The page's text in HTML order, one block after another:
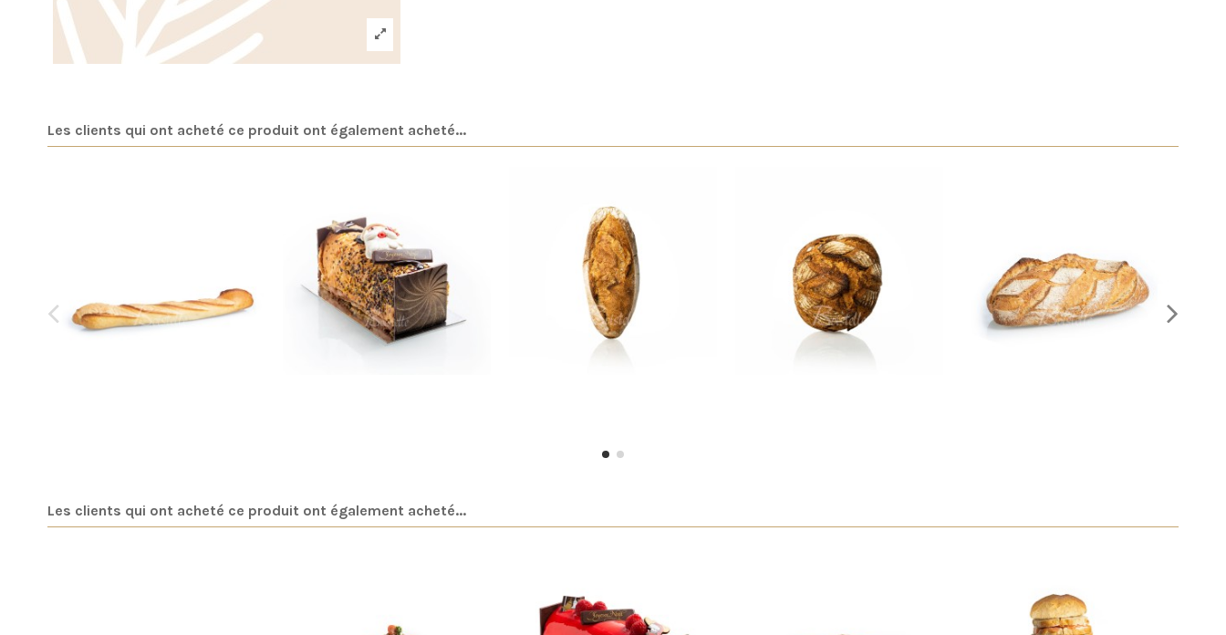
Les clients qui ont acheté ce produit ont également acheté...
Bûche poire/chocolat
30,00 €
Pain de campagne BIO
2,80 €
Savernois BIO
3,70 €
3,70 €
Les clients qui ont acheté ce produit ont également acheté...
Canapés rustiques (16 pièces)
Bûche framboisier
Le Nordique (20 toasts)